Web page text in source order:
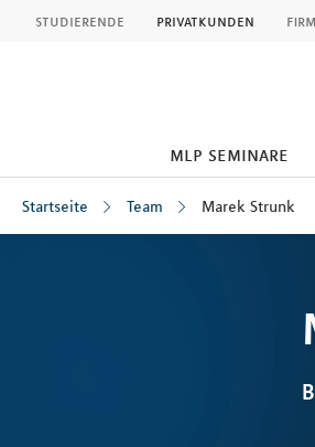
studierende privatkunden
mlp seminare
Startseite Team Marek Strunk